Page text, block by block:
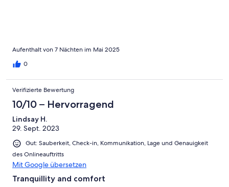
Aufenthalt von 7 Nächten im Mai 2025
0
Verifizierte Bewertung
10/10 – Hervorragend
Lindsay H.
29. Sept. 2023
Gut: Sauberkeit, Check-in, Kommunikation, Lage und Genauigkeit
des Onlineauftritts
Mit Google übersetzen
Tranquillity and comfort